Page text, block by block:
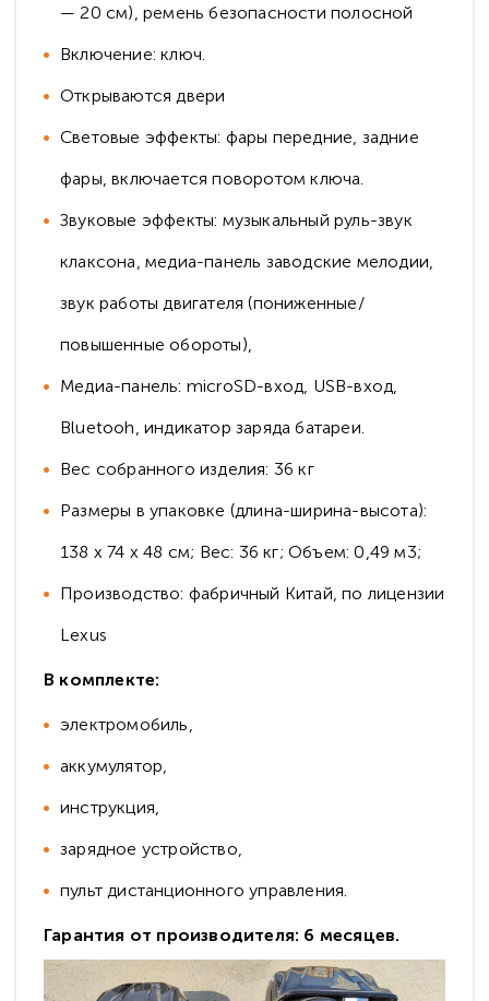
— 20 см), ремень безопасности полосной
Включение: ключ.
Открываются двери
Световые эффекты: фары передние, задние
фары, включается поворотом ключа.
Звуковые эффекты: музыкальный руль-звук
клаксона, медиа-панель заводские мелодии,
звук работы двигателя (пониженные/
повышенные обороты),
Медиа-панель: microSD-вход, USB-вход,
Bluetooh, индикатор заряда батареи.
Вес собранного изделия: 36 кг
Размеры в упаковке (длина-ширина-высота):
138 х 74 х 48 см; Вес: 36 кг; Объем: 0,49 м3;
Производство: фабричный Китай, по лицензии
Lexus
В комплекте:
электромобиль,
аккумулятор,
инструкция,
зарядное устройство,
пульт дистанционного управления.
Гарантия от производителя: 6 месяцев.